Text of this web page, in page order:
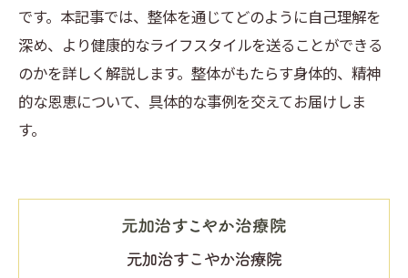
です。本記事では、整体を通じてどのように自己理解を
深め、より健康的なライフスタイルを送ることができる
のかを詳しく解説します。整体がもたらす身体的、精神
的な恩恵について、具体的な事例を交えてお届けしま
す。
元加治すこやか治療院